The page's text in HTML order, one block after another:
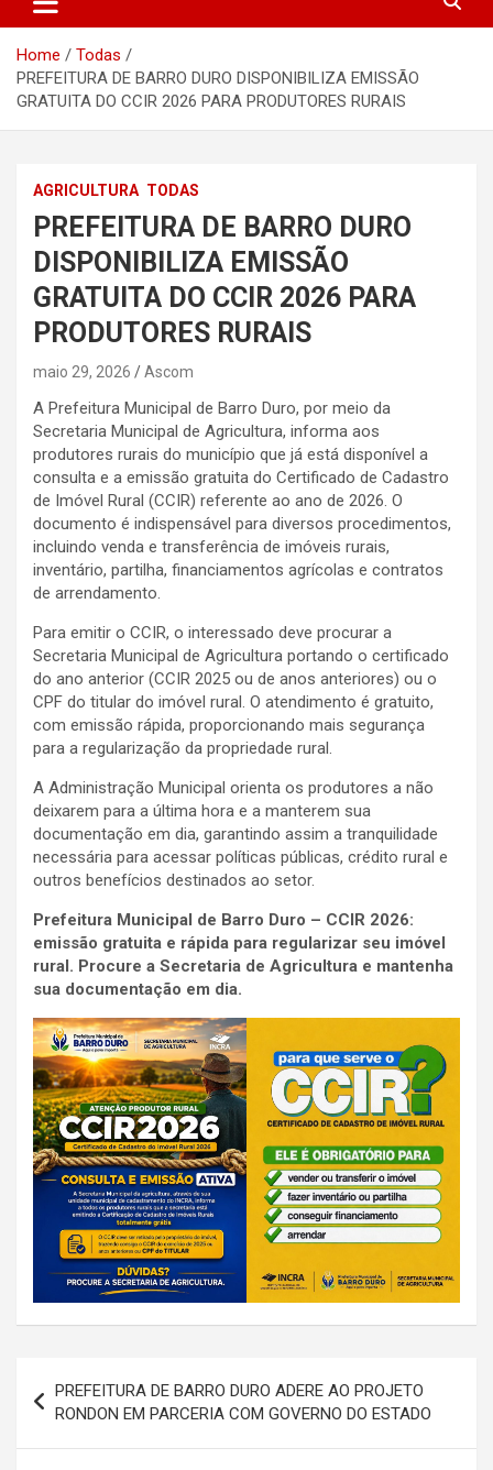
Home
Todas
PREFEITURA DE BARRO DURO DISPONIBILIZA EMISSÃO
GRATUITA DO CCIR 2026 PARA PRODUTORES RURAIS
AGRICULTURA TODAS
PREFEITURA DE BARRO DURO
DISPONIBILIZA EMISSÃO
GRATUITA DO CCIR 2026 PARA
PRODUTORES RURAIS
maio 29, 2026 Ascom
A Prefeitura Municipal de Barro Duro, por meio da
Secretaria Municipal de Agricultura, informa aos
produtores rurais do município que já está disponível a
consulta e a emissão gratuita do Certificado de Cadastro
de Imóvel Rural (CCIR) referente ao ano de 2026. O
documento é indispensável para diversos procedimentos,
incluindo venda e transferência de imóveis rurais,
inventário, partilha, financiamentos agrícolas e contratos
de arrendamento.
Para emitir o CCIR, o interessado deve procurar a
Secretaria Municipal de Agricultura portando o certificado
do ano anterior (CCIR 2025 ou de anos anteriores) ou o
CPF do titular do imóvel rural. O atendimento é gratuito,
com emissão rápida, proporcionando mais segurança
para a regularização da propriedade rural.
A Administração Municipal orienta os produtores a não
deixarem para a última hora e a manterem sua
documentação em dia, garantindo assim a tranquilidade
necessária para acessar políticas públicas, crédito rural e
outros benefícios destinados ao setor.
Prefeitura Municipal de Barro Duro – CCIR 2026:
emissão gratuita e rápida para regularizar seu imóvel
rural. Procure a Secretaria de Agricultura e mantenha
sua documentação em dia.
de
Post
PREFEITURA DE BARRO DURO ADERE AO PROJETO
RONDON EM PARCERIA COM GOVERNO DO ESTADO